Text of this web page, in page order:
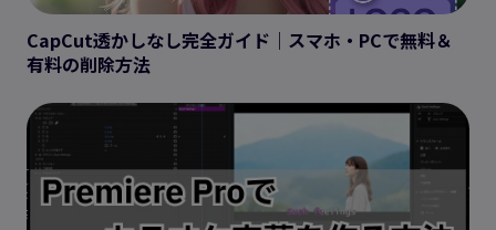
CapCut透かしなし完全ガイド｜スマホ・PCで無料＆
有料の削除方法